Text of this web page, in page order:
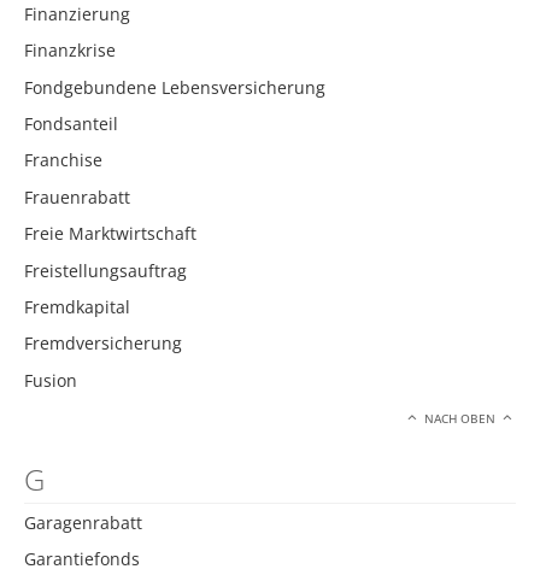
Finanzierung
Finanzkrise
Fondgebundene Lebensversicherung
Fondsanteil
Franchise
Frauenrabatt
Freie Marktwirtschaft
Freistellungsauftrag
Fremdkapital
Fremdversicherung
Fusion
NACH OBEN
G
Garagenrabatt
Garantiefonds